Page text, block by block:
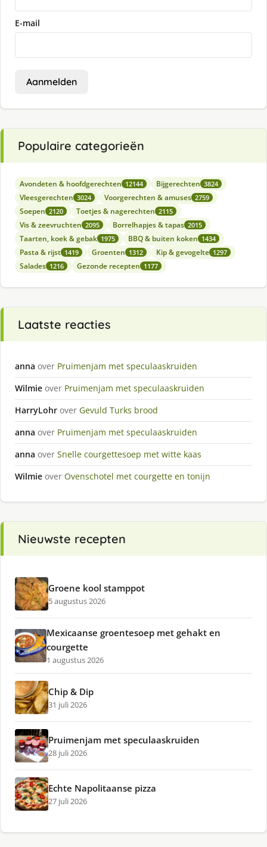
E-mail
Aanmelden
Populaire categorieën
Avondeten & hoofdgerechten 12144 Bijgerechten 3824
Vleesgerechten 3024 Voorgerechten & amuses 2759
Soepen 2120 Toetjes & nagerechten 2115
Vis & zeevruchten 2095 Borrelhapjes & tapas 2015
Taarten, koek & gebak 1975 BBQ & buiten koken 1434
Pasta & rijst 1419 Groenten 1312 Kip & gevogelte 1297
Salades 1216 Gezonde recepten 1177
Laatste reacties
anna over Pruimenjam met speculaaskruiden
Wilmie over Pruimenjam met speculaaskruiden
HarryLohr over Gevuld Turks brood
anna over Pruimenjam met speculaaskruiden
anna over Snelle courgettesoep met witte kaas
Wilmie over Ovenschotel met courgette en tonijn
Nieuwste recepten
Groene kool stamppot
5 augustus 2026
Mexicaanse groentesoep met gehakt en
courgette
1 augustus 2026
Chip & Dip
31 juli 2026
Pruimenjam met speculaaskruiden
28 juli 2026
Echte Napolitaanse pizza
27 juli 2026